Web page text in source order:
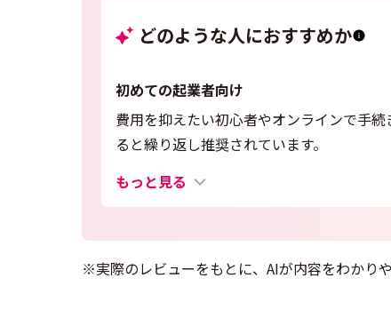
どのような人におすすめか
初めての起業者向け
費用を抑えたい初心者やオンラインで手
ると繰り返し推奨されています。
もっと見る
※実際のレビューをもとに、AIが内容をわかり